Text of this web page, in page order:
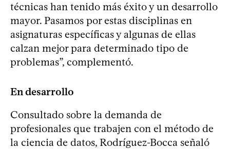
técnicas han tenido más éxito y un desarrollo
mayor. Pasamos por estas disciplinas en
asignaturas específicas y algunas de ellas
calzan mejor para determinado tipo de
problemas”, complementó.
En desarrollo
Consultado sobre la demanda de
profesionales que trabajen con el método de
la ciencia de datos, Rodríguez-Bocca señaló